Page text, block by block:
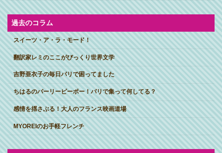
過去のコラム
スイーツ・ア・ラ・モード！
翻訳家レミのここがびっくり世界文学
吉野亜衣子の毎日パリで困ってました
ちはるのパーリーピーポー！パリで集って何してる？
感情を揺さぶる！大人のフランス映画道場
MYOREIのお手軽フレンチ